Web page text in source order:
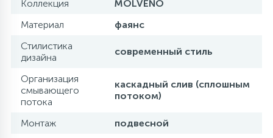
Коллекция
MOLVENO
Материал
фаянс
Стилистика
дизайна
современный стиль
Организация
смывающего
потока
каскадный слив (сплошным
потоком)
Монтаж
подвесной